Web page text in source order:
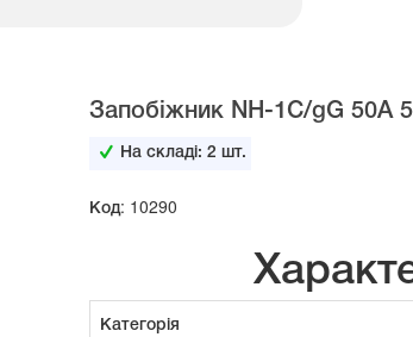
Запобіжник NH-1C/gG 50A
На складі: 2 шт.
Код: 10290
Категорія